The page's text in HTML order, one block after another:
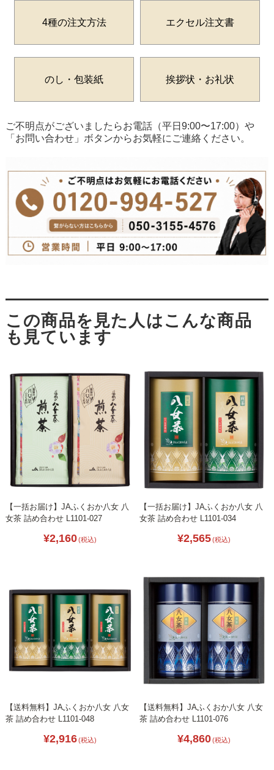
4種の注文方法 エクセル注文書
のし・包装紙 挨拶状・お礼状
ご不明点がございましたらお電話（平日9:00〜17:00）や
「お問い合わせ」ボタンからお気軽にご連絡ください。
【一括お届け】JAふくおか八女 八
女茶 詰め合わせ L1101-027
¥2,160(税込)
【一括お届け】JAふくおか八女 八
女茶 詰め合わせ L1101-034
¥2,565(税込)
【送料無料】JAふくおか八女 八女
茶 詰め合わせ L1101-048
¥2,916(税込)
【送料無料】JAふくおか八女 八女
茶 詰め合わせ L1101-076
¥4,860(税込)